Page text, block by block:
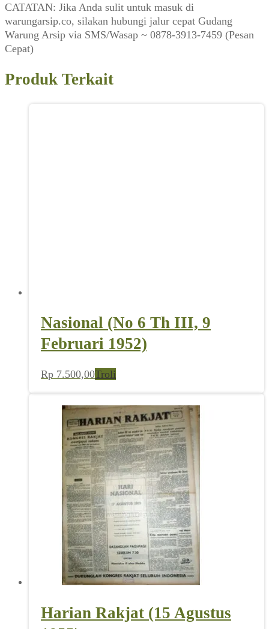
CATATAN: Jika Anda sulit untuk masuk di
warungarsip.co, silakan hubungi jalur cepat Gudang
Warung Arsip via SMS/Wasap ~ 0878-3913-7459 (Pesan
Cepat)
Produk Terkait
Nasional (No 6 Th III, 9
Februari 1952)
Rp 7.500,00Troli
Harian Rakjat (15 Agustus